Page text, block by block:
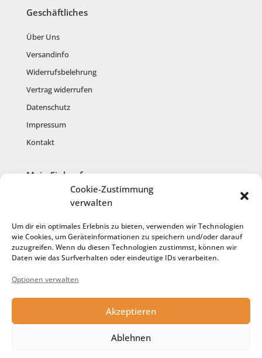
Cookie-Zustimmung
verwalten
Um dir ein optimales Erlebnis zu bieten, verwenden wir Technologien
wie Cookies, um Geräteinformationen zu speichern und/oder darauf
zuzugreifen. Wenn du diesen Technologien zustimmst, können wir
Daten wie das Surfverhalten oder eindeutige IDs verarbeiten.
Optionen verwalten
Akzeptieren
Ablehnen
Geschäftliches
Über Uns
Versandinfo
Widerrufsbelehrung
Vertrag widerrufen
Datenschutz
Impressum
Kontakt
Mein Einkauf
Kasse
Anmelden